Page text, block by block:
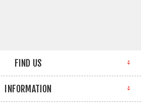
FIND US
INFORMATION